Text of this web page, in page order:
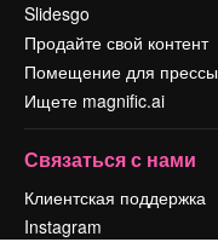
Slidesgo
Продайте свой контент
Помещение для прессы
Ищете magnific.ai
Связаться с нами
Клиентская поддержка
Instagram